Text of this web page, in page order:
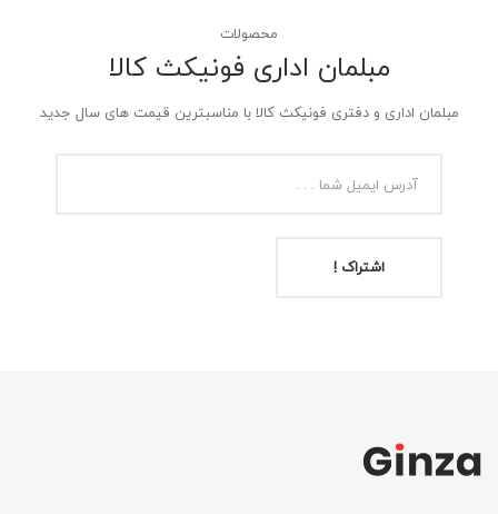
محصولات
مبلمان اداری فونیکث کالا
مبلمان اداری و دفتری فونیکث کالا با مناسبترین قیمت های سال جدید
اشتراک !